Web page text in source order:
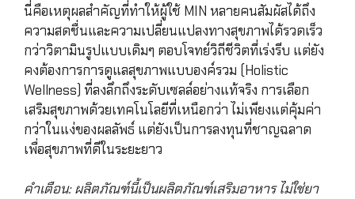
นี่คือเหตุผลสำคัญที่ทำให้ผู้ใช้ MIN หลายคนสัมผัสได้ถึง
ความสดชื่นและความเปลี่ยนแปลงทางสุขภาพได้รวดเร็ว
กว่าวิตามินรูปแบบเดิมๆ ตอบโจทย์วิถีชีวิตที่เร่งรีบ แต่ยัง
คงต้องการการดูแลสุขภาพแบบองค์รวม (Holistic
Wellness) ที่ลงลึกถึงระดับเซลล์อย่างแท้จริง การเลือก
เสริมสุขภาพด้วยเทคโนโลยีที่เหนือกว่า ไม่เพียงแต่คุ้มค่า
กว่าในแง่ของผลลัพธ์ แต่ยังเป็นการลงทุนที่ชาญฉลาด
เพื่อสุขภาพที่ดีในระยะยาว
คำเตือน: ผลิตภัณฑ์นี้เป็นผลิตภัณฑ์เสริมอาหาร ไม่ใช่ยา